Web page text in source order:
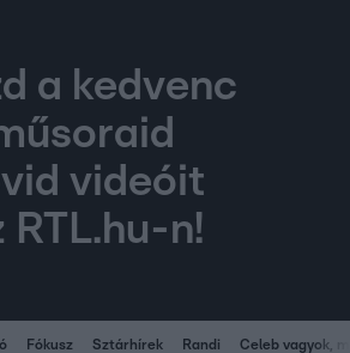
a kedvenc
videóit
RTL.hu-n!
Fókusz Sztárhírek Randi Celeb vagyok,